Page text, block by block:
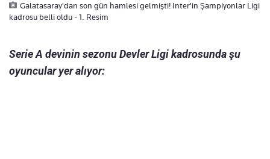
Galatasaray'dan son gün hamlesi gelmişti! Inter'in Şampiyonlar Ligi
kadrosu belli oldu - 1. Resim
Serie A devinin sezonu Devler Ligi kadrosunda şu
oyuncular yer alıyor: